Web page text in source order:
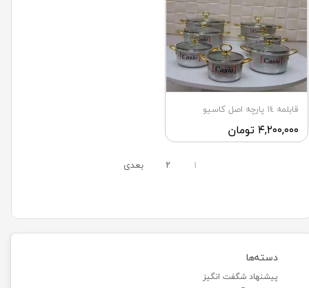
دسته‌ها
پیشنهاد شگفت انگیز
قابلمه ١٤ پارچه اصل كاسيو
۴,۲۰۰,۰۰۰ تومان
۱ ۲ بعدی